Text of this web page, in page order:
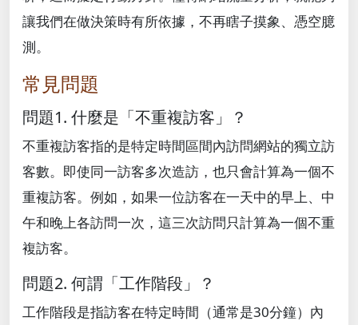
讓我們在做決策時有所依據，不再瞎子摸象、憑空臆
測。
常見問題
問題1. 什麼是「不重複訪客」？
不重複訪客指的是特定時間區間內訪問網站的獨立訪
客數。即使同一訪客多次造訪，也只會計算為一個不
重複訪客。例如，如果一位訪客在一天中的早上、中
午和晚上各訪問一次，這三次訪問只計算為一個不重
複訪客。
問題2. 何謂「工作階段」？
工作階段是指訪客在特定時間（通常是30分鐘）內